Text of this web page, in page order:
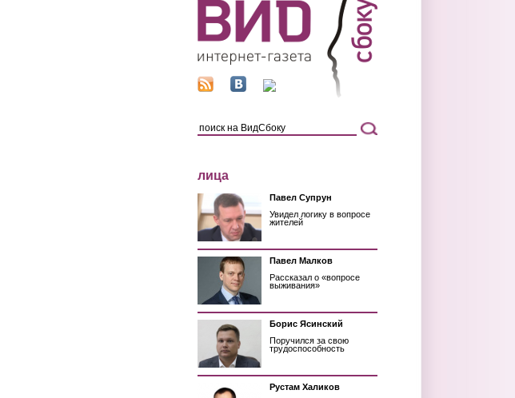
лица
Павел Супрун
Увидел логику в вопросе
жителей
Павел Малков
Рассказал о «вопросе
выживания»
Борис Ясинский
Поручился за свою
трудоспособность
Рустам Халиков